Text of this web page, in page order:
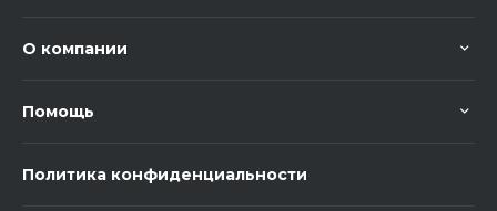
О компании
Помощь
Политика конфиденциальности